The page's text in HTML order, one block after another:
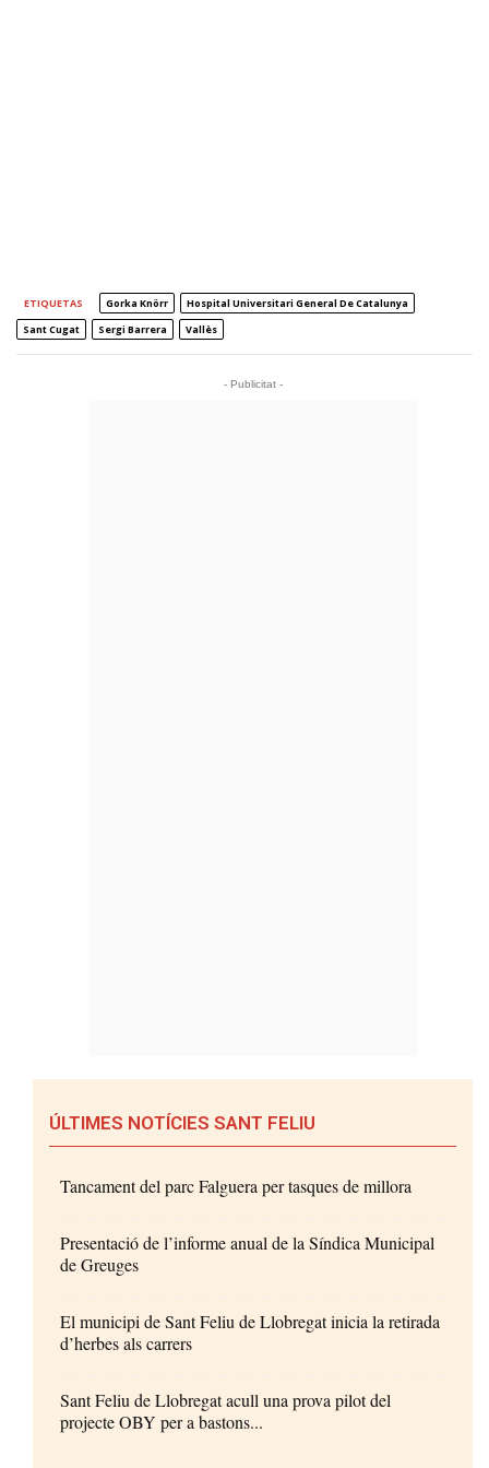
ETIQUETAS Gorka Knörr
Hospital Universitari General De Catalunya
Sant Cugat
Sergi Barrera Vallès
- Publicitat -
ÚLTIMES NOTÍCIES SANT FELIU
Tancament del parc Falguera per tasques de millora
Presentació de l’informe anual de la Síndica Municipal
de Greuges
El municipi de Sant Feliu de Llobregat inicia la retirada
d’herbes als carrers
Sant Feliu de Llobregat acull una prova pilot del
projecte OBY per a bastons...